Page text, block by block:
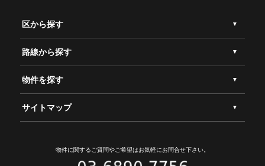
区から探す
路線から探す
物件を探す
サイトマップ
物件に関するご質問やご希望はお気軽にお問合せ下さい。